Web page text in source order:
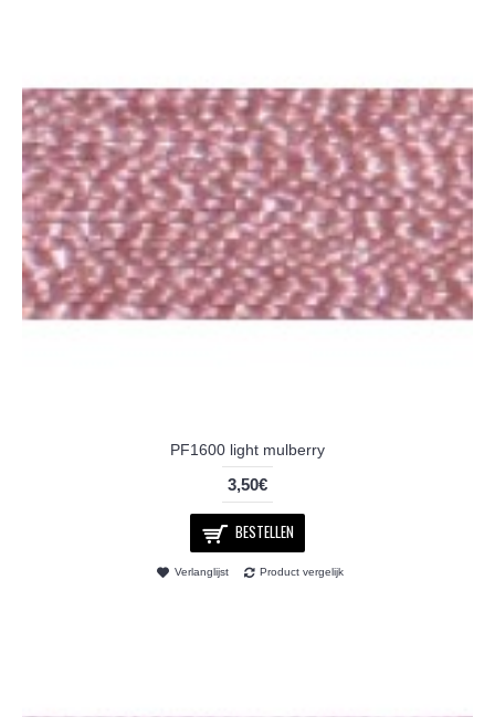
PF1600 light mulberry
3,50€
BESTELLEN
Verlanglijst Product vergelijk